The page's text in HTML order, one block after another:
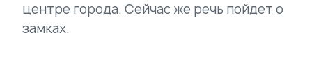
центре города. Сейчас же речь пойдет о
замках.